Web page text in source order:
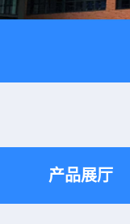
产品展厅